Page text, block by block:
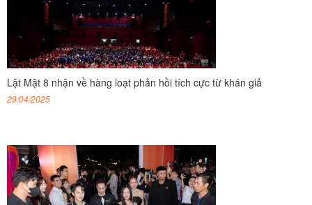
Lật Mặt 8 nhận về hàng loạt phản hồi tích cực từ khán giả
29/04/2025